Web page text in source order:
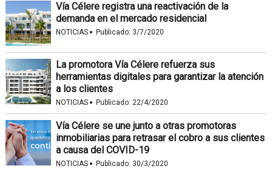
Vía Célere registra una reactivación de la
demanda en el mercado residencial
NOTICIAS · Publicado: 3/7/2020
La promotora Vía Célere refuerza sus
herramientas digitales para garantizar la atención
a los clientes
NOTICIAS · Publicado: 22/4/2020
Vía Célere se une junto a otras promotoras
inmobiliarias para retrasar el cobro a sus clientes
a causa del COVID-19
NOTICIAS · Publicado: 30/3/2020